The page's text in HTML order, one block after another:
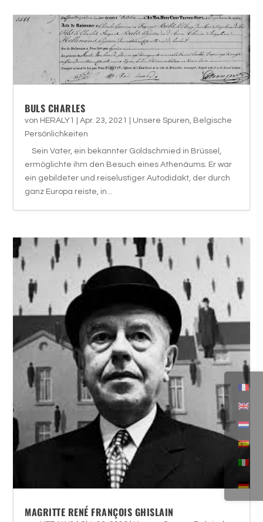
BULS CHARLES
von HERALY1 |Apr. 23, 2021 Unsere Spuren Belgische
Persönlichkeiten
Sein Vater, ein bekannter Goldschmied in Brüssel,
ermöglichte ihm den Besuch eines Athenäums. Er war
ein gebildeter und reiselustiger Autodidakt, der durch
ganz Europa reiste, in...
MAGRITTE RENÉ FRANÇOIS GHISLAIN